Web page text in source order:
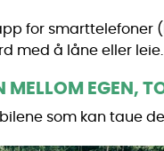
for smarttelefoner
med å låne eller leie.
MELLOM EGEN,
som kan taue